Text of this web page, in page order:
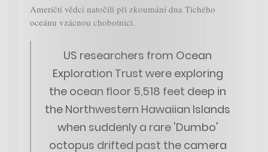
Američtí vědci natočili při zkoumání dna Tichého
oceánu vzácnou chobotnici.
US researchers from Ocean
Exploration Trust were exploring
the ocean floor 5,518 feet deep in
the Northwestern Hawaiian Islands
when suddenly a rare 'Dumbo'
octopus drifted past the camera